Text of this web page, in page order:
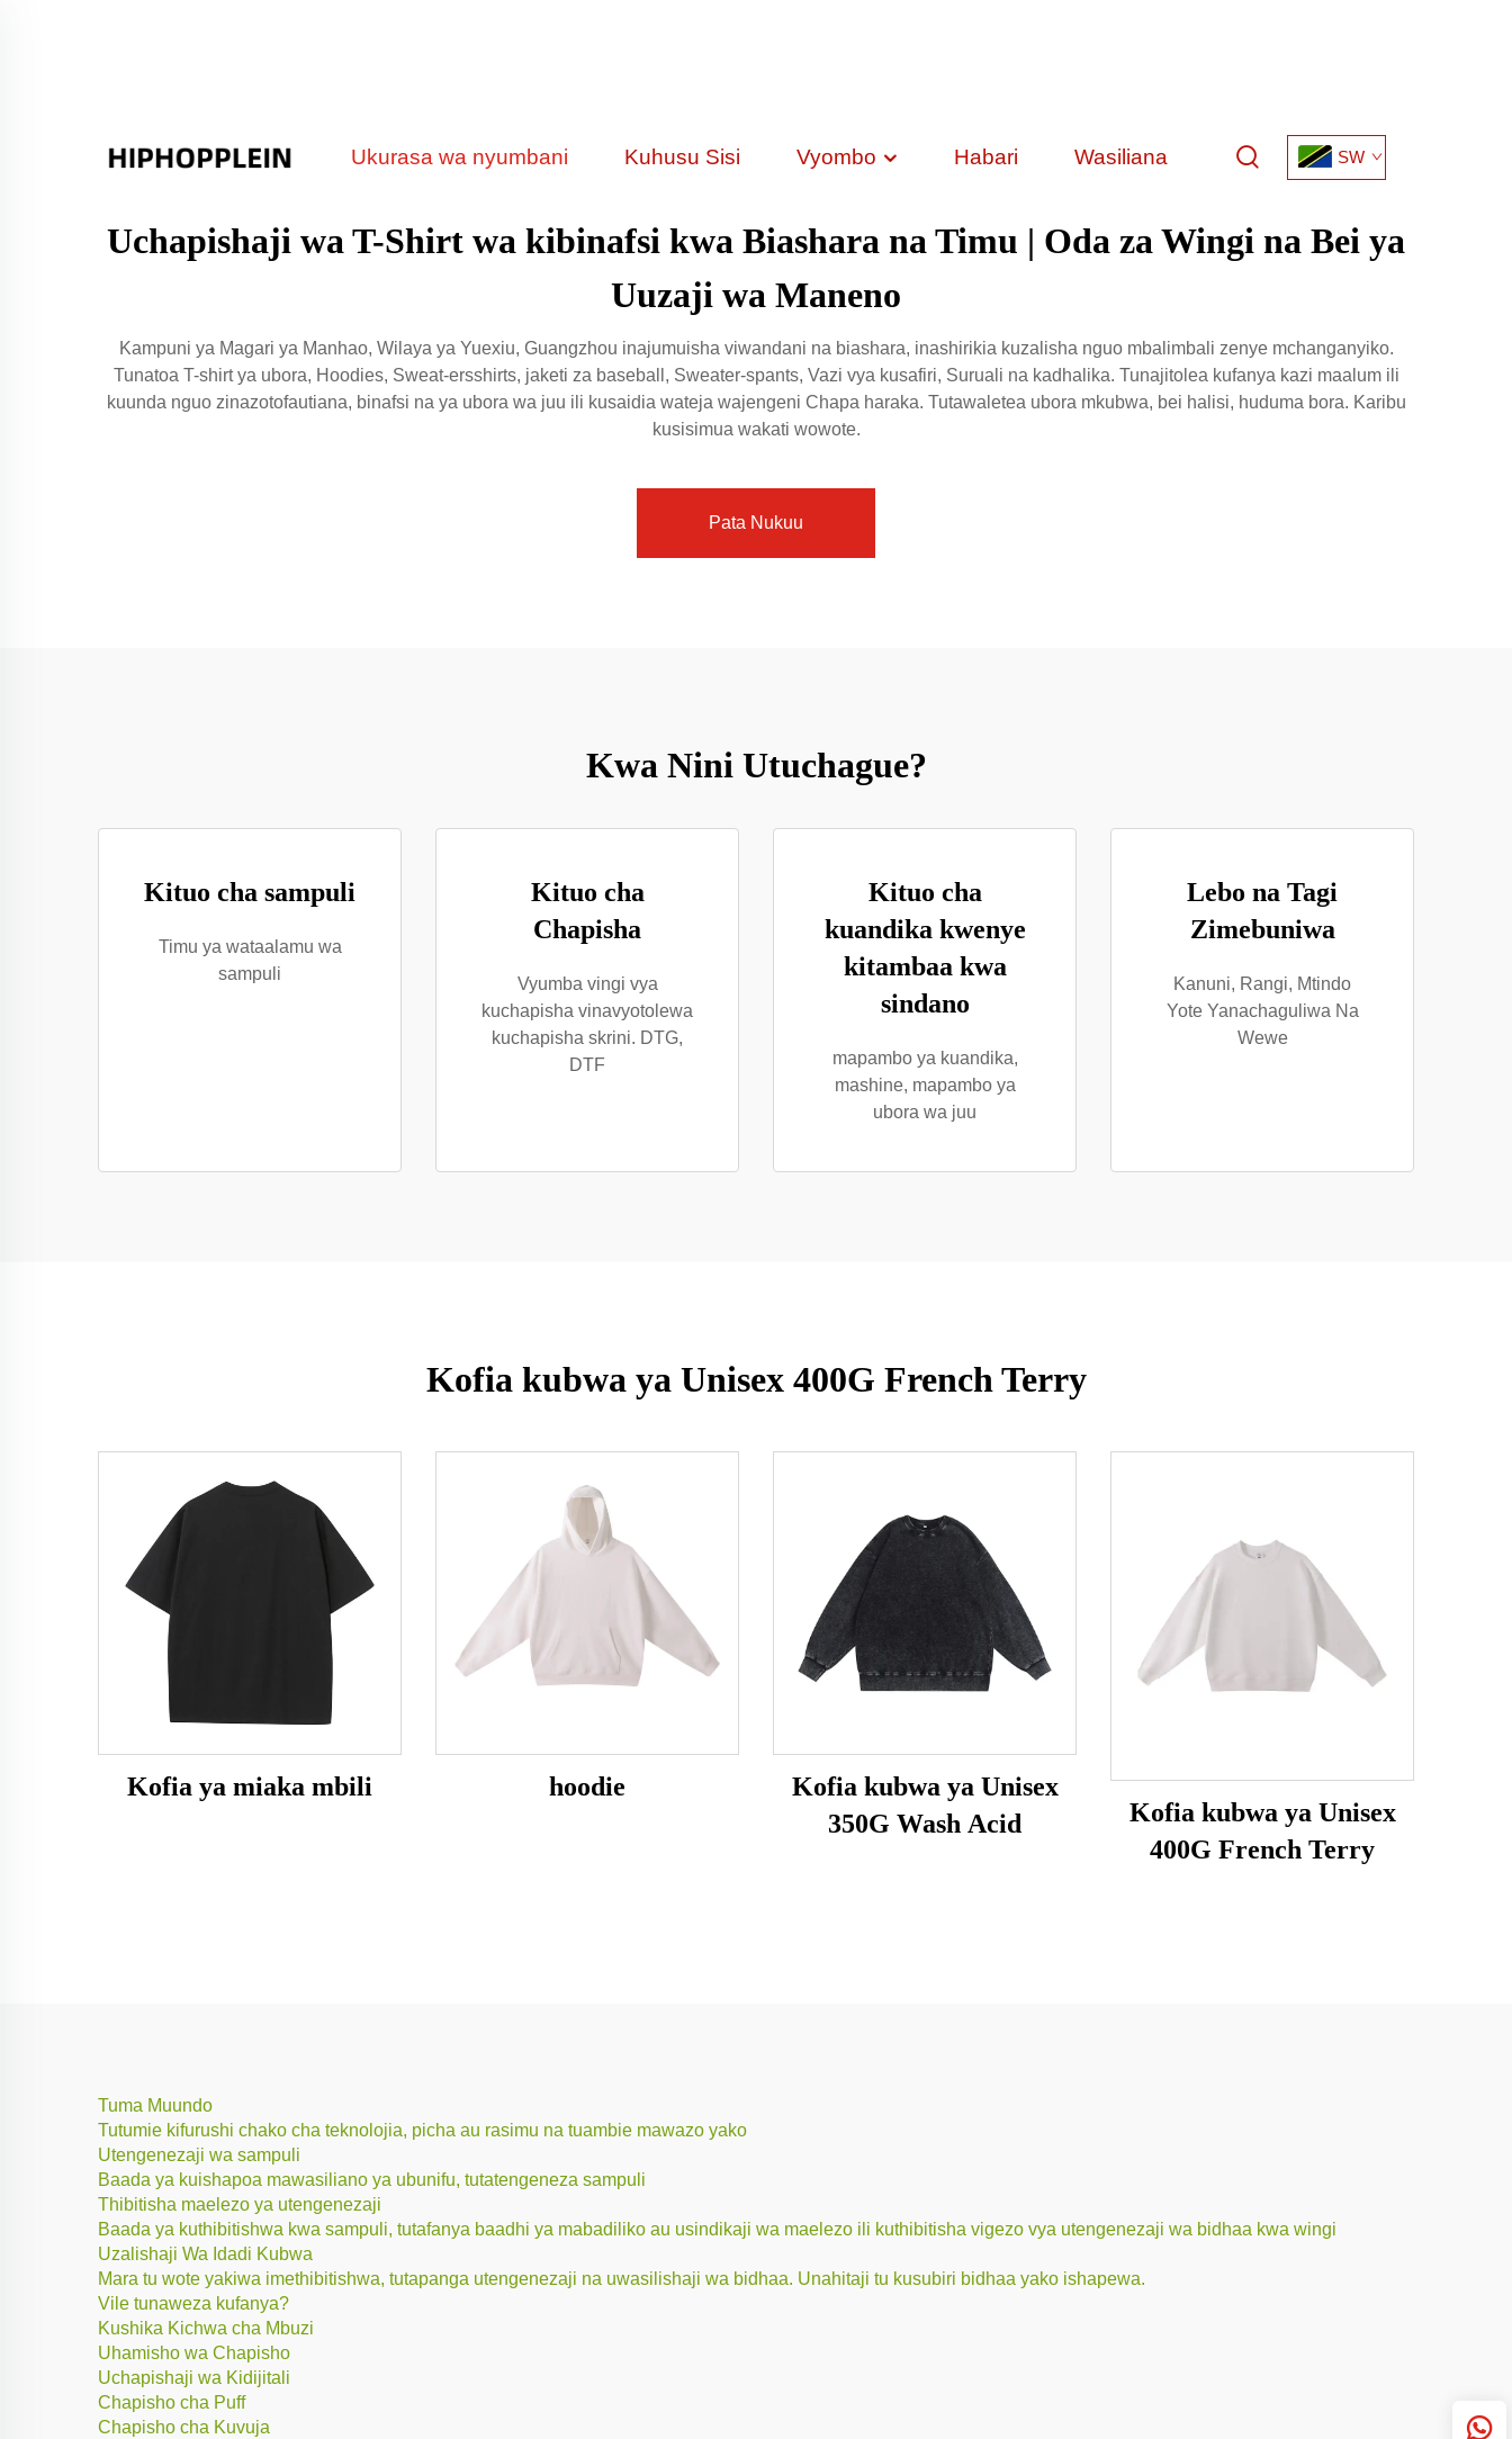
Ukurasa wa nyumbani Kuhusu Sisi Vyombo Habari Wasiliana SW
Uchapishaji wa T-Shirt wa kibinafsi kwa Biashara na Timu | Oda za Wingi na Bei ya
Uuzaji wa Maneno
Kampuni ya Magari ya Manhao, Wilaya ya Yuexiu, Guangzhou inajumuisha viwandani na biashara, inashirikia kuzalisha nguo mbalimbali zenye mchanganyiko.
Tunatoa T-shirt ya ubora, Hoodies, Sweat-ersshirts, jaketi za baseball, Sweater-spants, Vazi vya kusafiri, Suruali na kadhalika. Tunajitolea kufanya kazi maalum ili
kuunda nguo zinazotofautiana, binafsi na ya ubora wa juu ili kusaidia wateja wajengeni Chapa haraka. Tutawaletea ubora mkubwa, bei halisi, huduma bora. Karibu
kusisimua wakati wowote.
Pata Nukuu
Kwa Nini Utuchague?
Kituo cha sampuli
Timu ya wataalamu wa
sampuli
Kituo cha
Chapisha
Vyumba vingi vya
kuchapisha vinavyotolewa
kuchapisha skrini. DTG,
DTF
Kituo cha
kuandika kwenye
kitambaa kwa
sindano
mapambo ya kuandika,
mashine, mapambo ya
ubora wa juu
Lebo na Tagi
Zimebuniwa
Kanuni, Rangi, Mtindo
Yote Yanachaguliwa Na
Wewe
Kofia kubwa ya Unisex 400G French Terry
Kofia ya miaka mbili hoodie
Kofia kubwa ya Unisex
350G Wash Acid
Kofia kubwa ya Unisex
400G French Terry
Tuma Muundo
Tutumie kifurushi chako cha teknolojia, picha au rasimu na tuambie mawazo yako
Utengenezaji wa sampuli
Baada ya kuishapoa mawasiliano ya ubunifu, tutatengeneza sampuli
Thibitisha maelezo ya utengenezaji
Baada ya kuthibitishwa kwa sampuli, tutafanya baadhi ya mabadiliko au usindikaji wa maelezo ili kuthibitisha vigezo vya utengenezaji wa bidhaa kwa wingi
Uzalishaji Wa Idadi Kubwa
Mara tu wote yakiwa imethibitishwa, tutapanga utengenezaji na uwasilishaji wa bidhaa. Unahitaji tu kusubiri bidhaa yako ishapewa.
Vile tunaweza kufanya?
Kushika Kichwa cha Mbuzi
Uhamisho wa Chapisho
Uchapishaji wa Kidijitali
Chapisho cha Puff
Chapisho cha Kuvuja